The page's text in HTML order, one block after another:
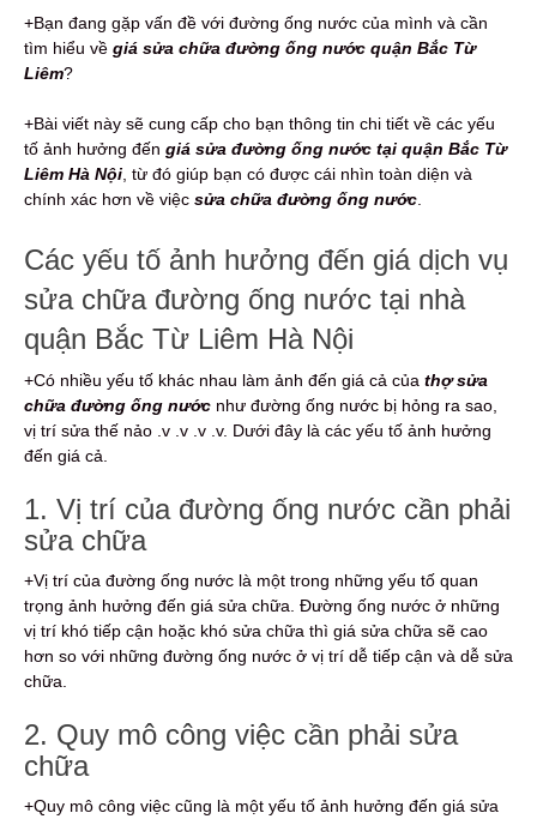
+Bạn đang gặp vấn đề với đường ống nước của mình và cần
tìm hiểu về giá sửa chữa đường ống nước quận Bắc Từ
Liêm?
+Bài viết này sẽ cung cấp cho bạn thông tin chi tiết về các yếu
tố ảnh hưởng đến giá sửa đường ống nước tại quận Bắc Từ
Liêm Hà Nội , từ đó giúp bạn có được cái nhìn toàn diện và
chính xác hơn về việc sửa chữa đường ống nước
Các yếu tố ảnh hưởng đến giá dịch vụ
sửa chữa đường ống nước tại nhà
quận Bắc Từ Liêm Hà Nội
+Có nhiều yếu tố khác nhau làm ảnh đến giá cả của thợ sửa
chữa đường ống nước như đường ống nước bị hỏng ra sao,
vị trí sửa thế nảo .v .v .v .v. Dưới đây là các yếu tố ảnh hưởng
đến giá cả.
1. Vị trí của đường ống nước cần phải
sửa chữa
+Vị trí của đường ống nước là một trong những yếu tố quan
trọng ảnh hưởng đến giá sửa chữa. Đường ống nước ở những
vị trí khó tiếp cận hoặc khó sửa chữa thì giá sửa chữa sẽ cao
hơn so với những đường ống nước ở vị trí dễ tiếp cận và dễ sửa
chữa.
2. Quy mô công việc cần phải sửa
chữa
+Quy mô công việc cũng là một yếu tố ảnh hưởng đến giá sửa